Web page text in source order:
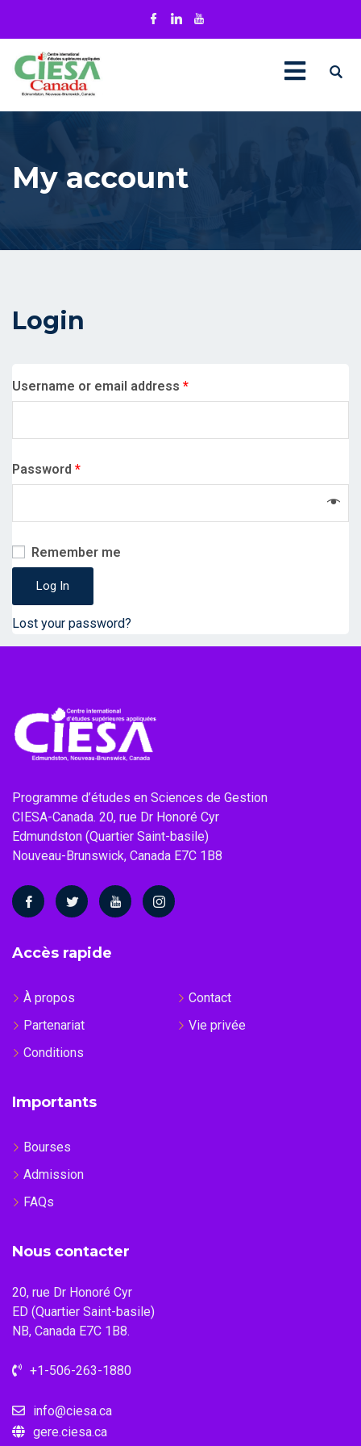
My account
Login
Username or email address *
Password *
Remember me
Log In
Lost your password?
Programme d’études en Sciences de Gestion
CIESA-Canada. 20, rue Dr Honoré Cyr
Edmundston (Quartier Saint-basile)
Nouveau-Brunswick, Canada E7C 1B8
Accès rapide
À propos
Contact
Partenariat
Vie privée
Conditions
Importants
Bourses
Admission
FAQs
Nous contacter
20, rue Dr Honoré Cyr
ED (Quartier Saint-basile)
NB, Canada E7C 1B8.
+1-506-263-1880
info@ciesa.ca
gere.ciesa.ca